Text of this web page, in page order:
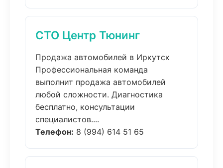
СТО Центр Тюнинг
Продажа автомобилей в Иркутск
Профессиональная команда
выполнит продажа автомобилей
любой сложности. Диагностика
бесплатно, консультации
специалистов....
Телефон: 8 (994) 614 51 65